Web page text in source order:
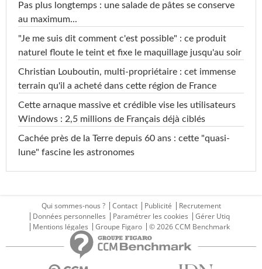
Pas plus longtemps : une salade de pâtes se conserve
au maximum...
"Je me suis dit comment c'est possible" : ce produit
naturel floute le teint et fixe le maquillage jusqu'au soir
Christian Louboutin, multi-propriétaire : cet immense
terrain qu'il a acheté dans cette région de France
Cette arnaque massive et crédible vise les utilisateurs
Windows : 2,5 millions de Français déjà ciblés
Cachée près de la Terre depuis 60 ans : cette "quasi-
lune" fascine les astronomes
Qui sommes-nous ? Contact Publicité
Recrutement
Données personnelles
Paramétrer les cookies
Gérer Utiq
Mentions légales
Groupe Figaro © 2026 CCM Benchmark